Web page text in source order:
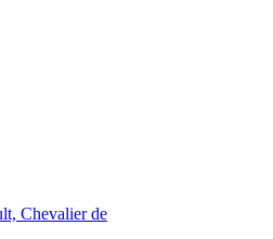
Chevalier de